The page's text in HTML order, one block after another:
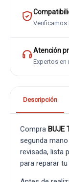
Verificamos
Atención
Expertos en
Descripción
Compra BUJE
segunda
revisada, lista
para reparar